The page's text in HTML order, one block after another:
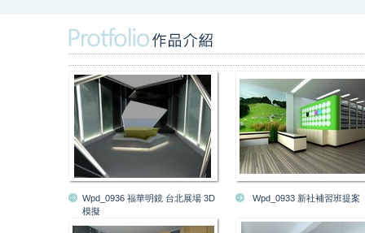
Wpd_0936 福華明鏡 台北展場 3D
模擬
Wpd_0933 新社補習班提案